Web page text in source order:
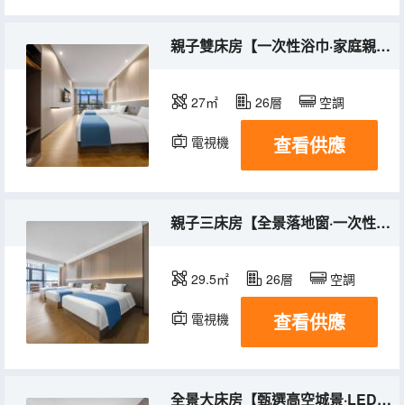
親子雙床房【一次性浴巾·家庭親子·一大一小床】
27㎡ 26層 空調
電視機 查看供應
親子三床房【全景落地窗·一次性浴巾·頂噴花灑】
29.5㎡ 26層 空調
電視機 查看供應
全景大床房【甄選高空城景·LED化粧鏡】